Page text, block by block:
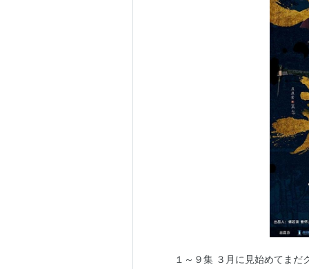
１～９集 ３月に見始めてまだ